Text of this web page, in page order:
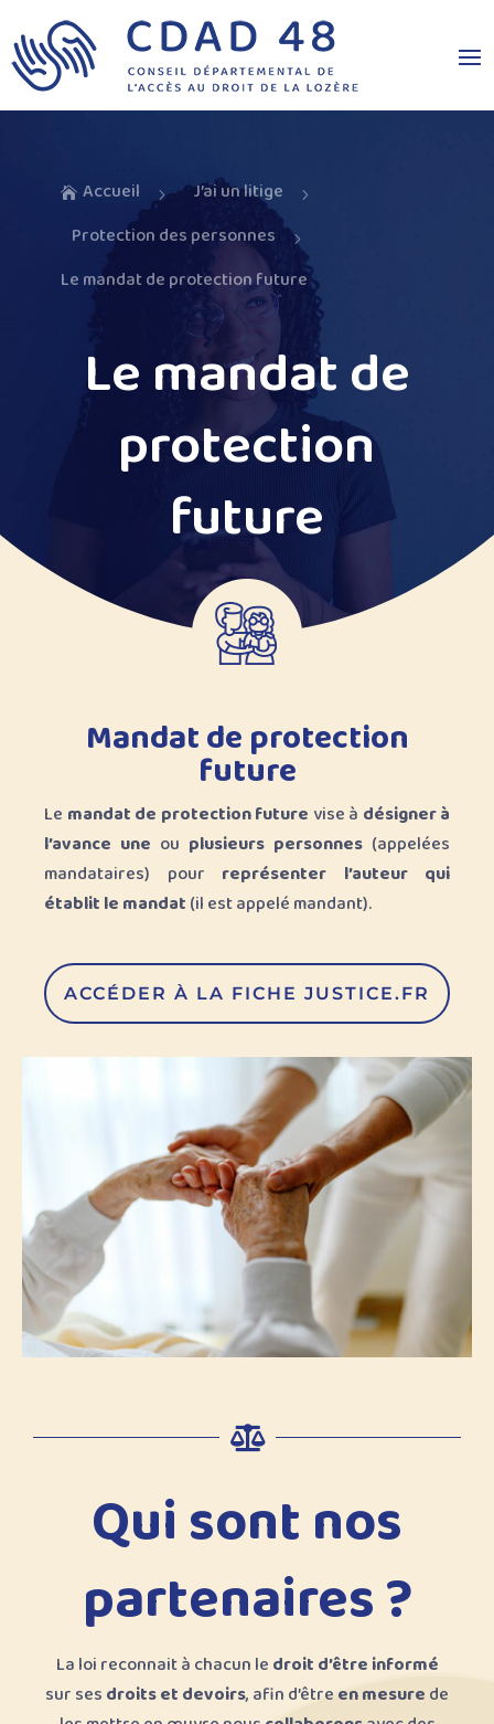
 Accueil 5 J’ai un litige 5
Protection des personnes 5
Le mandat de protection future
Le mandat de
protection
future
Mandat de protection
future
Le mandat de protection future vise à désigner à
l’avance une ou plusieurs personnes (appelées
mandataires) pour représenter l’auteur qui
établit le mandat (il est appelé mandant).
ACCÉDER À LA FICHE JUSTICE.FR

Qui sont nos
partenaires ?
La loi reconnait à chacun le droit d’être informé
sur ses droits et devoirs, afin d’être en mesure de